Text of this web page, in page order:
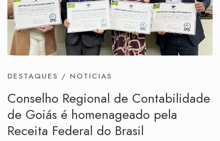
DESTAQUES / NOTICIAS
Conselho Regional de Contabilidade
de Goiás é homenageado pela
Receita Federal do Brasil